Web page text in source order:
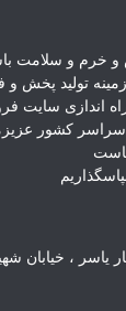
و خرم و سلامت
تولید پخش و
اندازی سایت
کشور
یاسر ، خیابان